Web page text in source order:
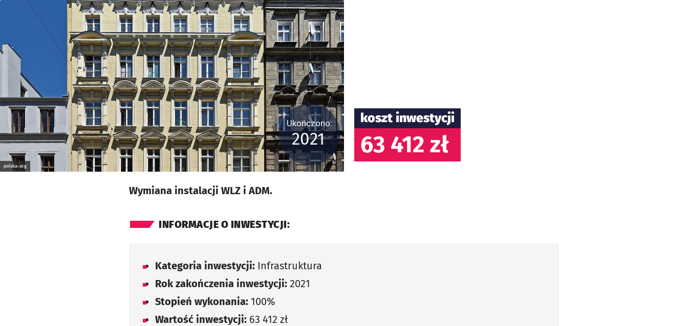
Kliknij, aby powiększyć
polska-org
Ukończono:
2021
koszt inwestycji
63 412 zł
Wymiana instalacji WLZ i ADM.
INFORMACJE O INWESTYCJI:
Kategoria inwestycji: Infrastruktura
Rok zakończenia inwestycji: 2021
Stopień wykonania: 100%
Wartość inwestycji: 63 412 zł